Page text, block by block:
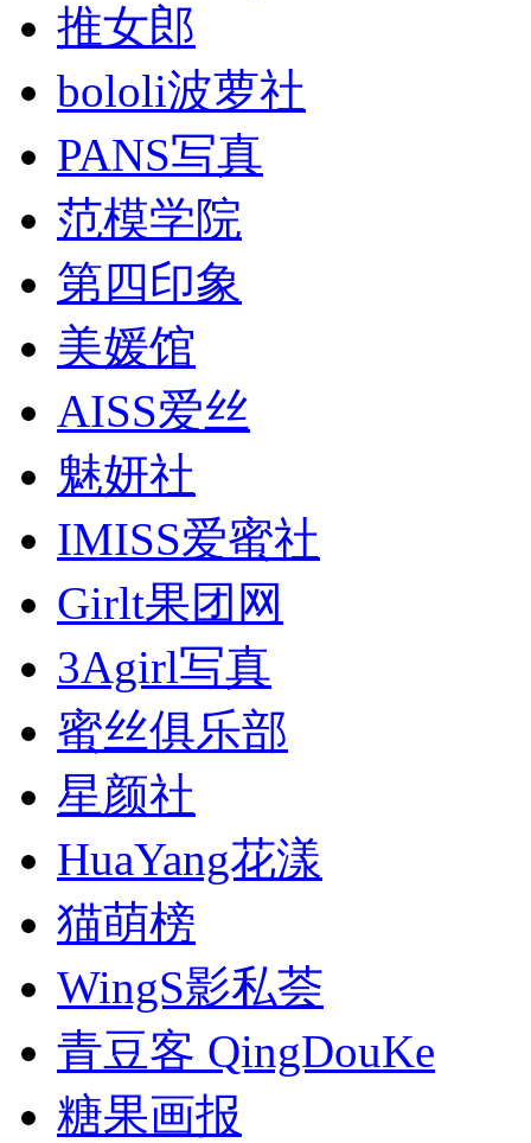
推女郎
bololi波萝社
PANS写真
范模学院
第四印象
美媛馆
AISS爱丝
魅妍社
IMISS爱蜜社
Girlt果团网
3Agirl写真
蜜丝俱乐部
星颜社
HuaYang花漾
猫萌榜
WingS影私荟
青豆客 QingDouKe
糖果画报